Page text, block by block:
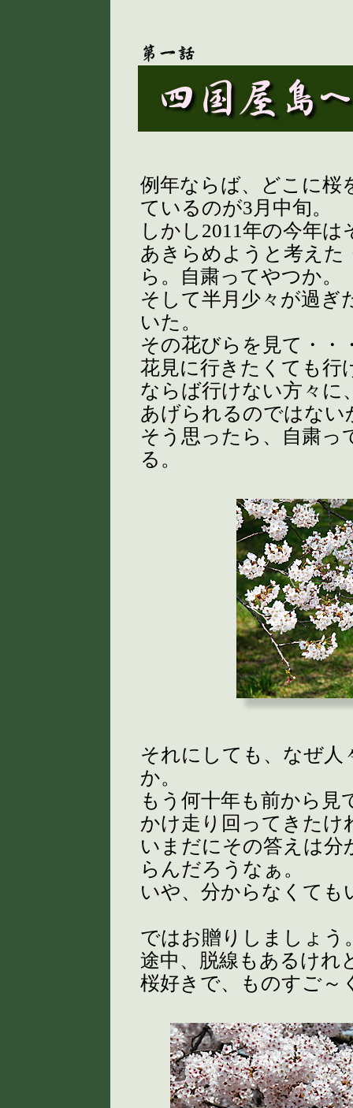
例年ならば、どこに桜
ているのが3月中旬。
しかし2011年の今年
あきらめようと考えた
ら。自粛ってやつか。
そして半月少々が過ぎ
いた。
その花びらを見て・・
花見に行きたくても行
ならば行けない方々に
あげられるのではない
そう思ったら、自粛っ
る。
それにしても、なぜ人
か。
もう何十年も前から見
かけ走り回ってきたけ
いまだにその答えは分
らんだろうなぁ。
いや、分からなくても
ではお贈りしましょう
途中、脱線もあるけれ
桜好きで、ものすご～